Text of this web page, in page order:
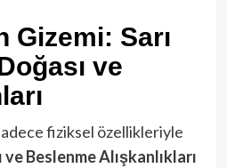
Gizemi: Sarı
ve
fiziksel özellikleriyle
Beslenme Alışkanlıkları